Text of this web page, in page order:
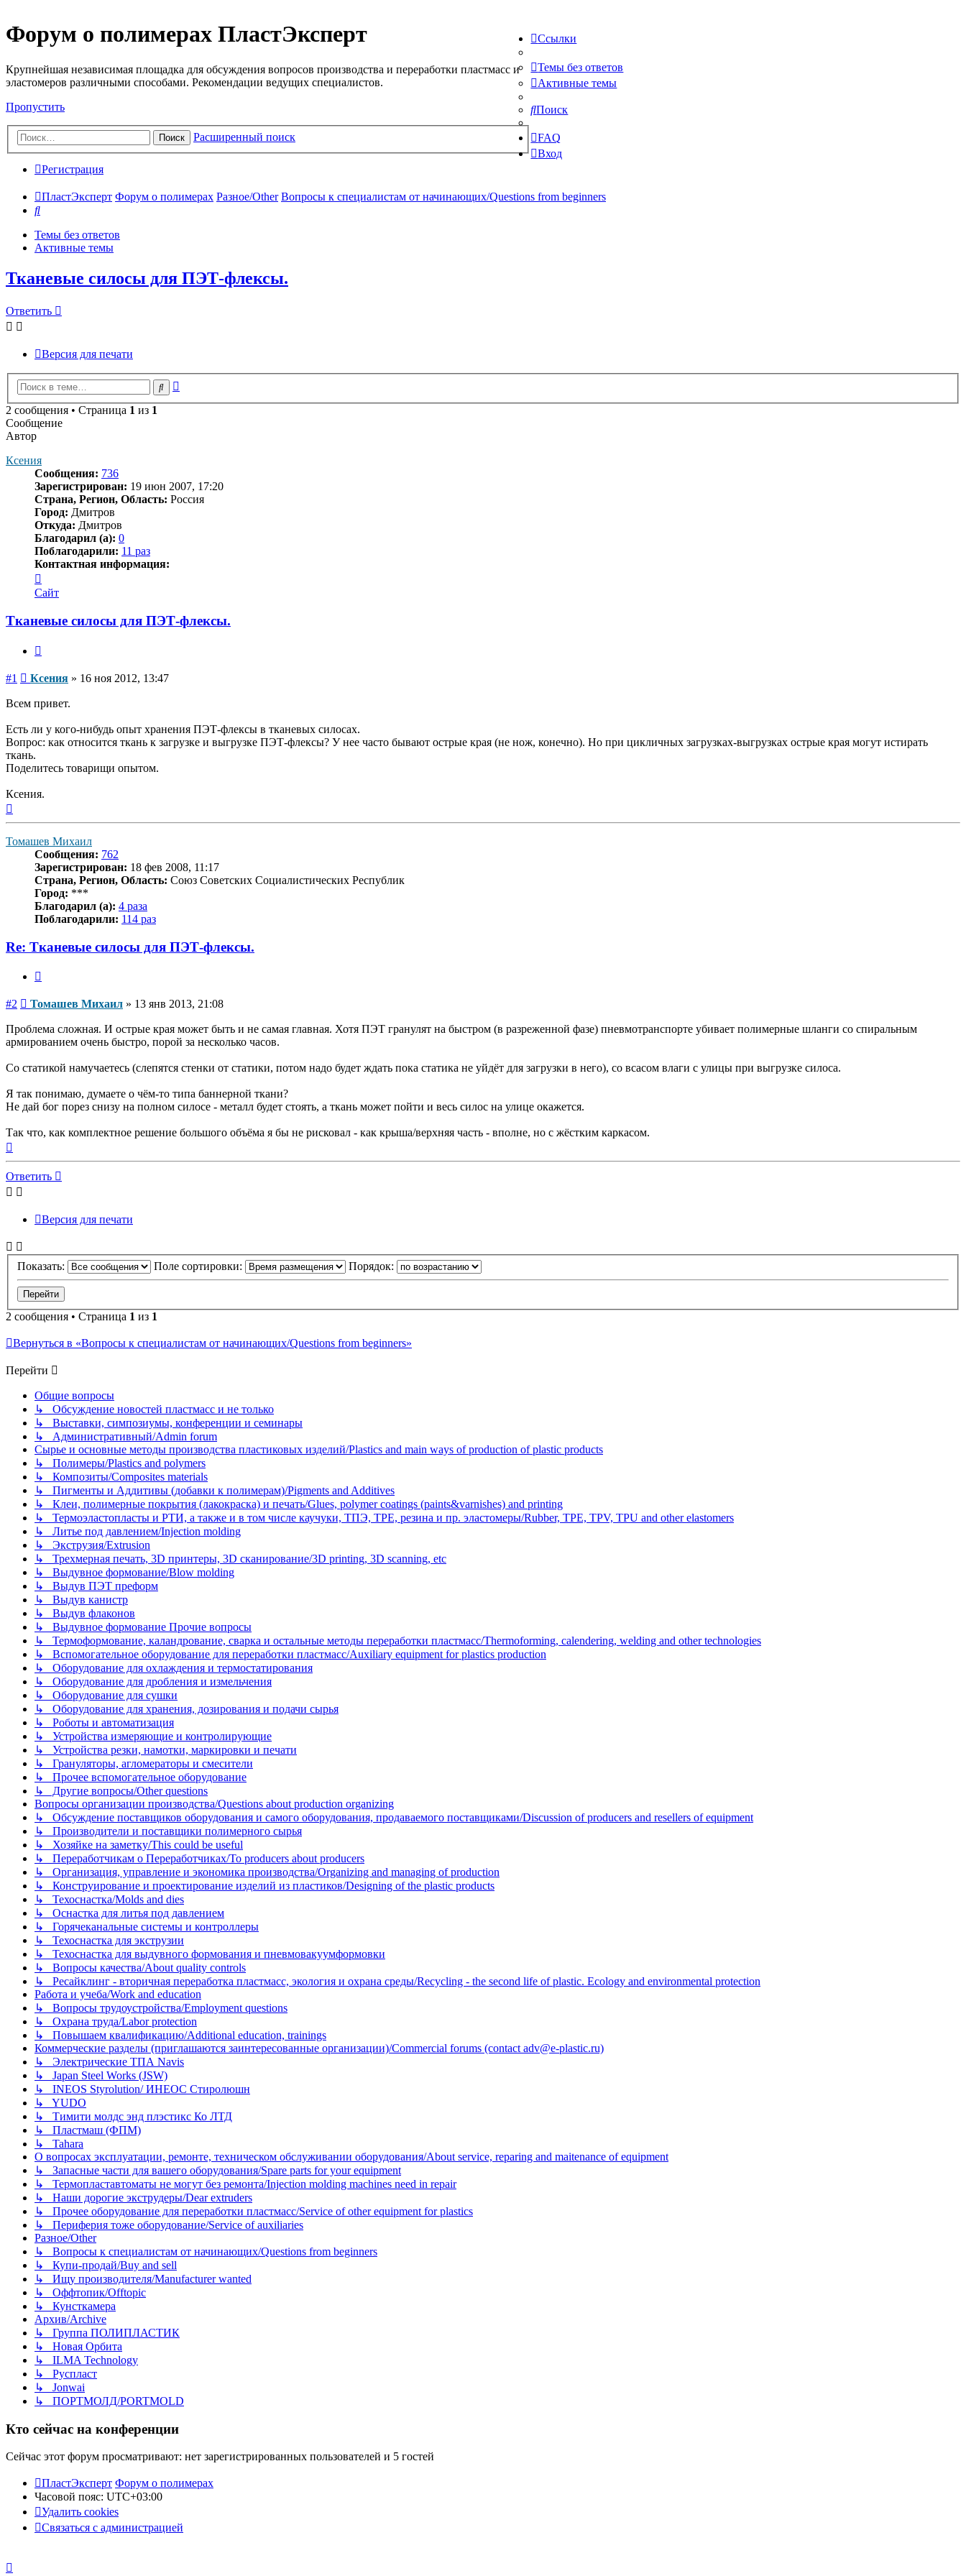
Форум о полимерах ПластЭксперт
Крупнейшая независимая площадка для обсуждения вопросов производства и переработки пластмасс и
эластомеров различными способами. Рекомендации ведущих специалистов.
Пропустить
Поиск Расширенный поиск
Ссылки
Темы без ответов
Активные темы
Поиск
FAQ
Вход
Регистрация
ПластЭксперт Форум о полимерах Разное/Other Вопросы к специалистам от начинающих/Questions from beginners
Поиск
Темы без ответов
Активные темы
Тканевые силосы для ПЭТ-флексы.
Ответить
Версия для печати
Поиск
2 сообщения • Страница 1 из 1
Сообщение
Автор
Ксения
Сообщения: 736
Зарегистрирован: 19 июн 2007, 17:20
Страна, Регион, Область: Россия
Город: Дмитров
Откуда: Дмитров
Благодарил (а): 0
Поблагодарили: 11 раз
Контактная информация:
информация
пользователя
Сайт
Тканевые силосы для ПЭТ-флексы.
#1 Сообщение
Ксения » 16 ноя 2012, 13:47
Всем привет.
Есть ли у кого-нибудь опыт хранения ПЭТ-флексы в тканевых силосах.
Вопрос: как относится ткань к загрузке и выгрузке ПЭТ-флексы? У нее часто бывают острые края (не нож, конечно). Но при цикличных загрузках-выгрузках острые края могут истирать
ткань.
Поделитесь товарищи опытом.
Ксения.
Томашев Михаил
Сообщения: 762
Зарегистрирован: 18 фев 2008, 11:17
Страна, Регион, Область: Союз Советских Социалистических Республик
Город: ***
Благодарил (а): 4 раза
Поблагодарили: 114 раз
Re: Тканевые силосы для ПЭТ-флексы.
#2 Сообщение
Томашев Михаил » 13 янв 2013, 21:08
Проблема сложная. И острые края может быть и не самая главная. Хотя ПЭТ гранулят на быстром (в разреженной фазе) пневмотранспорте убивает полимерные шланги со спиральным
армированием очень быстро, порой за несколько часов.
Со статикой намучаетесь (слепятся стенки от статики, потом надо будет ждать пока статика не уйдёт для загрузки в него), со всасом влаги с улицы при выгрузке силоса.
Я так понимаю, думаете о чём-то типа баннерной ткани?
Не дай бог порез снизу на полном силосе - металл будет стоять, а ткань может пойти и весь силос на улице окажется.
Так что, как комплектное решение большого объёма я бы не рисковал - как крыша/верхняя часть - вполне, но с жёстким каркасом.
началу
Ответить
Версия для печати
Показать: Поле сортировки: Порядок:
2 сообщения • Страница 1 из 1
Вернуться в «Вопросы к специалистам от начинающих/Questions from beginners»
Перейти
Общие вопросы
↳ Обсуждение новостей пластмасс и не только
↳ Выставки, симпозиумы, конференции и семинары
↳ Административный/Admin forum
Сырье и основные методы производства пластиковых изделий/Plastics and main ways of production of plastic products
↳ Полимеры/Plastics and polymers
↳ Композиты/Сomposites materials
↳ Пигменты и Аддитивы (добавки к полимерам)/Pigments and Additives
↳ Клеи, полимерные покрытия (лакокраска) и печать/Glues, polymer coatings (paints&varnishes) and printing
↳ Термоэластопласты и РТИ, а также и в том числе каучуки, ТПЭ, TPE, резина и пр. эластомеры/Rubber, TPE, TPV, TPU and other elastomers
↳ Литье под давлением/Injection molding
↳ Экструзия/Extrusion
↳ Трехмерная печать, 3D принтеры, 3D сканирование/3D printing, 3D scanning, etc
↳ Выдувное формование/Blow molding
↳ Выдув ПЭТ преформ
↳ Выдув канистр
↳ Выдув флаконов
↳ Выдувное формование Прочие вопросы
↳ Термоформование, каландрование, сварка и остальные методы переработки пластмасс/Thermoforming, calendering, welding and other technologies
↳ Вспомогательное оборудование для переработки пластмасс/Auxiliary equipment for plastics production
↳ Оборудование для охлаждения и термостатирования
↳ Оборудование для дробления и измельчения
↳ Оборудование для сушки
↳ Оборудование для хранения, дозирования и подачи сырья
↳ Роботы и автоматизация
↳ Устройства измеряющие и контролирующие
↳ Устройства резки, намотки, маркировки и печати
↳ Грануляторы, агломераторы и смесители
↳ Прочее вспомогательное оборудование
↳ Другие вопросы/Other questions
Вопросы организации производства/Questions about production organizing
↳ Обсуждение поставщиков оборудования и самого оборудования, продаваемого поставщиками/Discussion of producers and resellers of equipment
↳ Производители и поставщики полимерного сырья
↳ Хозяйке на заметку/This could be useful
↳ Переработчикам о Переработчиках/To producers about producers
↳ Организация, управление и экономика производства/Organizing and managing of production
↳ Конструирование и проектирование изделий из пластиков/Designing of the plastic products
↳ Техоснастка/Molds and dies
↳ Оснастка для литья под давлением
↳ Горячеканальные системы и контроллеры
↳ Техоснастка для экструзии
↳ Техоснастка для выдувного формования и пневмовакуумформовки
↳ Вопросы качества/About quality controls
↳ Ресайклинг - вторичная переработка пластмасс, экология и охрана среды/Recycling - the second life of plastic. Ecology and environmental protection
Работа и учеба/Work and education
↳ Вопросы трудоустройства/Employment questions
↳ Охрана труда/Labor protection
↳ Повышаем квалификацию/Additional education, trainings
Коммерческие разделы (приглашаются заинтересованные организации)/Commercial forums (contact adv@e-plastic.ru)
↳ Электрические ТПА Navis
↳ Japan Steel Works (JSW)
↳ INEOS Styrolution/ ИНЕОС Стиролюшн
↳ YUDO
↳ Тимити молдс энд плэстикс Ко ЛТД
↳ Пластмаш (ФПМ)
↳ Tahara
О вопросах эксплуатации, ремонте, техническом обслуживании оборудования/About service, reparing and maitenance of equipment
↳ Запасные части для вашего оборудования/Spare parts for your equipment
↳ Термопластавтоматы не могут без ремонта/Injection molding machines need in repair
↳ Наши дорогие экструдеры/Dear extruders
↳ Прочее оборудование для переработки пластмасс/Service of other equipment for plastics
↳ Периферия тоже оборудование/Service of auxiliaries
Разное/Other
↳ Вопросы к специалистам от начинающих/Questions from beginners
↳ Купи-продай/Buy and sell
↳ Ищу производителя/Manufacturer wanted
↳ Оффтопик/Offtopic
↳ Кунсткамера
Архив/Archive
↳ Группа ПОЛИПЛАСТИК
↳ Новая Орбита
↳ ILMA Technology
↳ Руспласт
↳ Jonwai
↳ ПОРТМОЛД/PORTMOLD
Кто сейчас на конференции
Сейчас этот форум просматривают: нет зарегистрированных пользователей и 5 гостей
ПластЭксперт Форум о полимерах
Часовой пояс: UTC+03:00
Удалить cookies
Связаться с администрацией